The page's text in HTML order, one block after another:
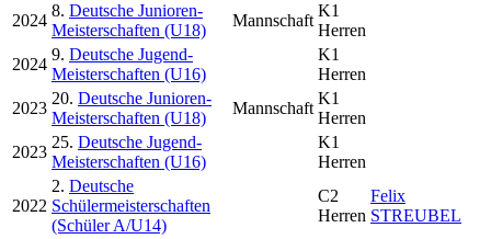
2024
8. Deutsche Junioren-
Meisterschaften (U18)
Mannschaft
K1
Herren
2024
9. Deutsche Jugend-
Meisterschaften (U16)
K1
Herren
2023
20. Deutsche Junioren-
Meisterschaften (U18)
Mannschaft
K1
Herren
2023
25. Deutsche Jugend-
Meisterschaften (U16)
K1
Herren
2022
2. Deutsche
Schülermeisterschaften
(Schüler A/U14)
C2
Herren
Felix
STREUBEL